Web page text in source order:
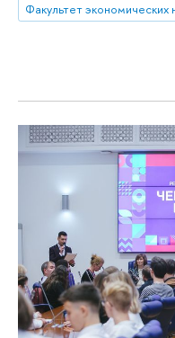
Факультет экономических